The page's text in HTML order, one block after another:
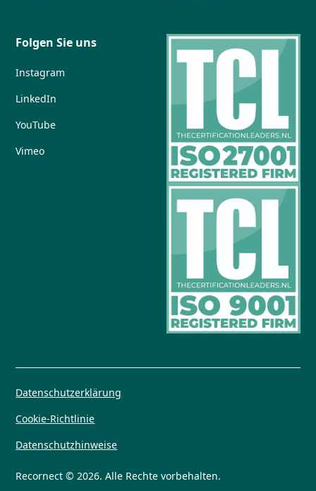
Folgen Sie uns
Instagram
LinkedIn
YouTube
Vimeo
Recornect © 2026. Alle Rechte vorbehalten.
Datenschutzerklärung
Cookie-Richtlinie
Datenschutzhinweise